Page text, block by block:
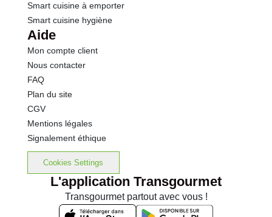
Smart cuisine à emporter
Smart cuisine hygiène
Aide
Mon compte client
Nous contacter
FAQ
Plan du site
CGV
Mentions légales
Signalement éthique
Cookies Settings
L'application Transgourmet
Transgourmet partout avec vous !